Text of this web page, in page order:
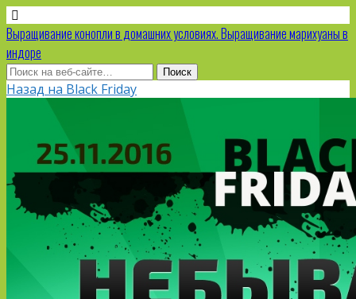
Выращивание конопли в домашних условиях. Выращивание марихуаны в
индоре
Назад на Black Friday